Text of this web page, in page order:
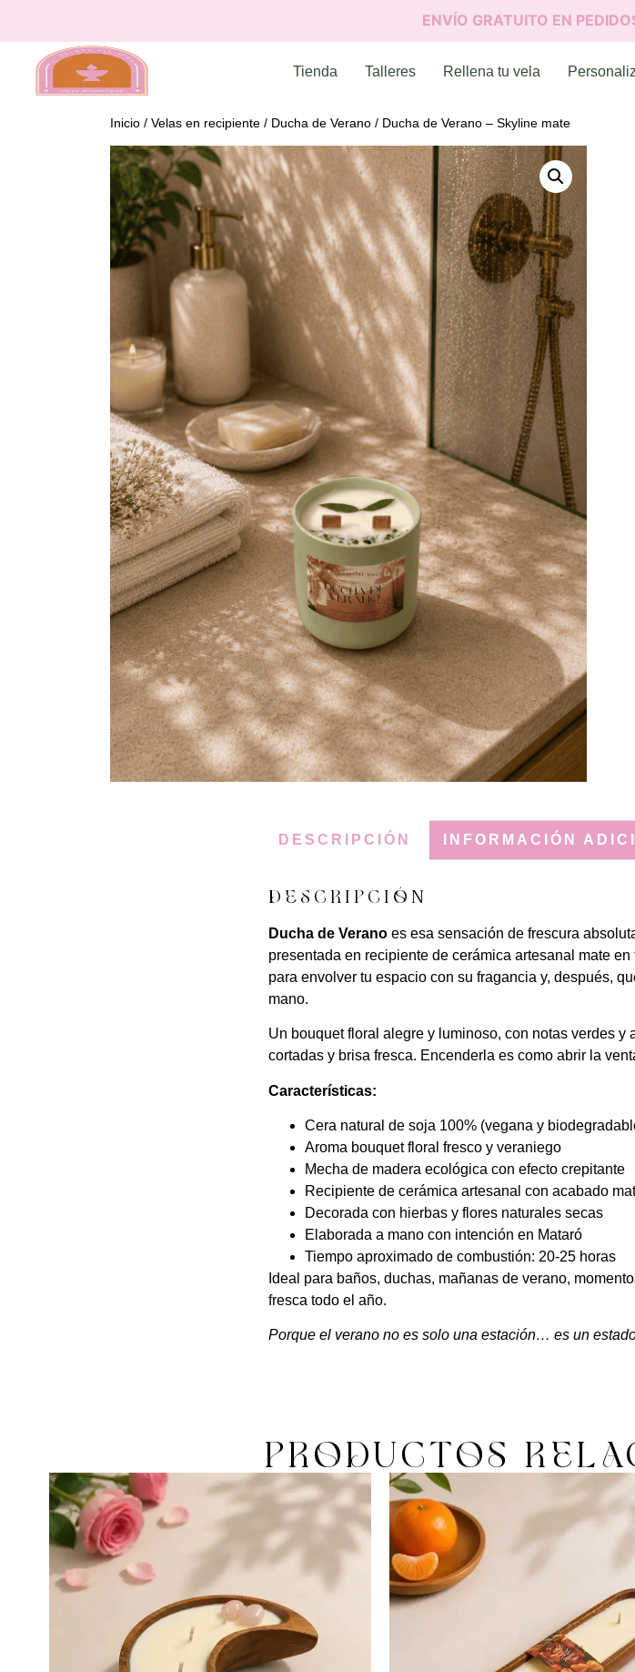
ENVÍO GRATUITO EN
Tienda Talleres Rellena tu vela
Inicio/ Velas en recipiente/ Ducha de Verano/ Ducha de Verano – Skyline mate
DESCRIPCIÓN INFORMACIÓN
DESCRIPCIÓN
Ducha de Veranoes esa sensación de frescura
presentada en recipiente de cerámica artesanal mate
para envolver tu espacio con su fragancia y, después,
mano.
Un bouquet floral alegre y luminoso, con notas verdes
cortadas y brisa fresca. Encenderla es como abrir la
Características:
Cera natural de soja 100% (vegana y
Aroma bouquet floral fresco y veraniego
Mecha de madera ecológica con efecto crepitante
Recipiente de cerámica artesanal con acabado
Decorada con hierbas y flores naturales secas
Elaborada a mano con intención en Mataró
Tiempo aproximado de combustión: 20-25 horas
Ideal para baños, duchas, mañanas de verano,
fresca todo el año.
Porque el verano no es solo una estación… es un
PRODUCTOS